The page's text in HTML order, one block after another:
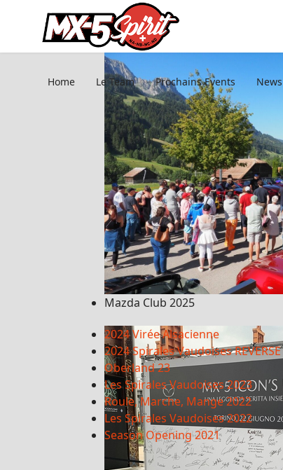
Home Le Team Prochains Events News
Mazda Club 2025
2024 Virée Alsacienne
2024 Spirales Vaudoises REVERSE
Oberland 23
Les Spirales Vaudoises 2023
Roule, Marche, Mange 2022
Les Spirales Vaudoises 2022
Season Opening 2021